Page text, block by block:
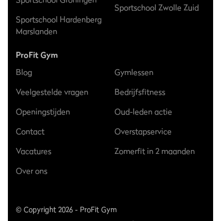
Sportschool Hardenberg
Marslanden
Sportschool Zwolle Zuid
ProFit Gym
Blog
Veelgestelde vragen
Openingstijden
Contact
Vacatures
Over ons
Gymlessen
Bedrijfsfitness
Oud-leden actie
Overstapservice
Zomerfit in 2 maanden
© Copyright 2026 - ProFit Gym